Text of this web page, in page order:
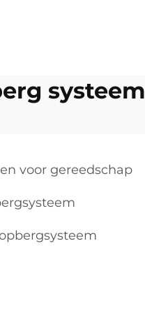
systeem
voor gereedschap